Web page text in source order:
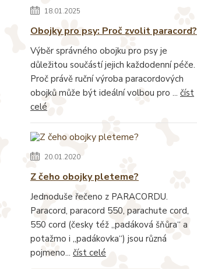
18.01.2025
Obojky pro psy: Proč zvolit paracord?
Výběr správného obojku pro psy je
důležitou součástí jejich každodenní péče.
Proč právě ruční výroba paracordových
obojků může být ideální volbou pro ... číst
celé
20.01.2020
Z čeho obojky pleteme?
Jednoduše řečeno z PARACORDU.
Paracord, paracord 550, parachute cord,
550 cord (česky též „padáková šňůra“ a
potažmo i „padákovka“) jsou různá
pojmeno... číst celé